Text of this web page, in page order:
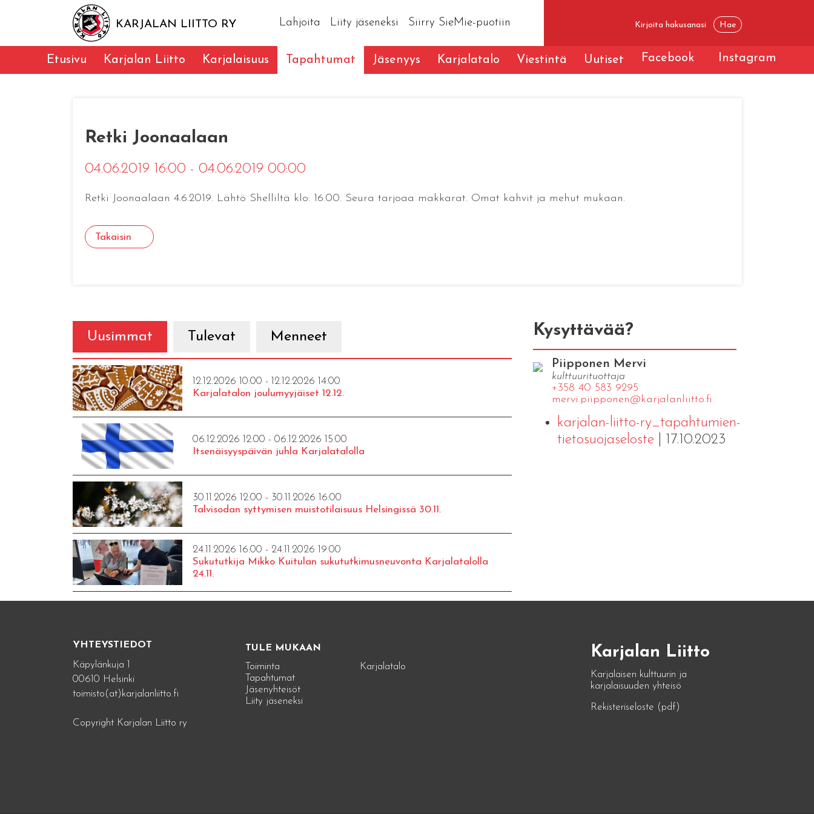
KARJALAN LIITTO RY Lahjoita Liity jäseneksi Siirry SieMie-puotiin
Etusivu Karjalan Liitto Karjalaisuus Tapahtumat Jäsenyys Karjalatalo Viestintä Uutiset Facebook Instagram
Retki Joonaalaan
04.06.2019 16:00 - 04.06.2019 00:00
Retki Joonaalaan 4.6.2019. Lähtö Shelliltä klo: 16.00. Seura tarjoaa makkarat. Omat kahvit ja mehut mukaan.
Takaisin
Uusimmat Tulevat Menneet
12.12.2026 10:00 - 12.12.2026 14:00
Karjalatalon joulumyyjäiset 12.12.
06.12.2026 12:00 - 06.12.2026 15:00
Itsenäisyyspäivän juhla Karjalatalolla
30.11.2026 12:00 - 30.11.2026 16:00
Talvisodan syttymisen muistotilaisuus Helsingissä 30.11.
24.11.2026 16:00 - 24.11.2026 19:00
Sukututkija Mikko Kuitulan sukututkimusneuvonta Karjalatalolla
24.11.
Kysyttävää?
Piipponen Mervi
kulttuurituottaja
+358 40 583 9295
mervi.​piipponen@​kar​jala​nlii​tto.​fi
karjalan-liitto-ry_tapahtumien-
tietosuojaseloste| 17.10.2023
YHTEYSTIEDOT
Käpylänkuja 1
00610 Helsinki
toimisto(at)karjalanliitto.fi
Copyright Karjalan Liitto ry
TULE MUKAAN
Toiminta
Tapahtumat
Jäsenyhteisöt
Liity jäseneksi
Karjalatalo
Karjalan Liitto
Karjalaisen kulttuurin ja
karjalaisuuden yhteisö
Rekisteriseloste (pdf)